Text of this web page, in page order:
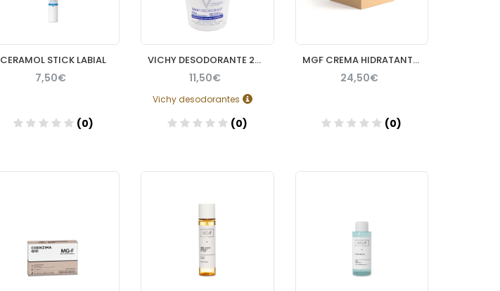
CERAMOL STICK LABIAL
7,50€
(0)
VICHY DESODORANTE 24 HS/SALES D ALUMINIO ROLLON
11,50€
Vichy desodorantes
(0)
MGF CREMA HIDRATANTE ANTIEDAD FLUIDA 50ML
24,50€
(0)